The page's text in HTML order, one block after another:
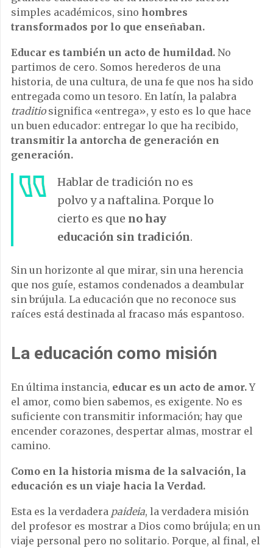
simples académicos, sino hombres
transformados por lo que enseñaban.
Educar es también un acto de humildad. No
partimos de cero. Somos herederos de una
historia, de una cultura, de una fe que nos ha sido
entregada como un tesoro. En latín, la palabra
traditiosignifica «entrega», y esto es lo que hace
un buen educador: entregar lo que ha recibido,
transmitir la antorcha de generación en
generación.
Hablar de tradición no es
polvo y a naftalina. Porque lo
cierto es que no hay
educación sin tradición.
Sin un horizonte al que mirar, sin una herencia
que nos guíe, estamos condenados a deambular
sin brújula. La educación que no reconoce sus
raíces está destinada al fracaso más espantoso.
La educación como misión
En última instancia, educar es un acto de amor.Y
el amor, como bien sabemos, es exigente. No es
suficiente con transmitir información; hay que
encender corazones, despertar almas, mostrar el
camino.
Como en la historia misma de la salvación, la
educación es un viaje hacia la Verdad.
Esta es la verdadera paideia, la verdadera misión
del profesor es mostrar a Dios como brújula; en un
viaje personal pero no solitario. Porque, al final, el